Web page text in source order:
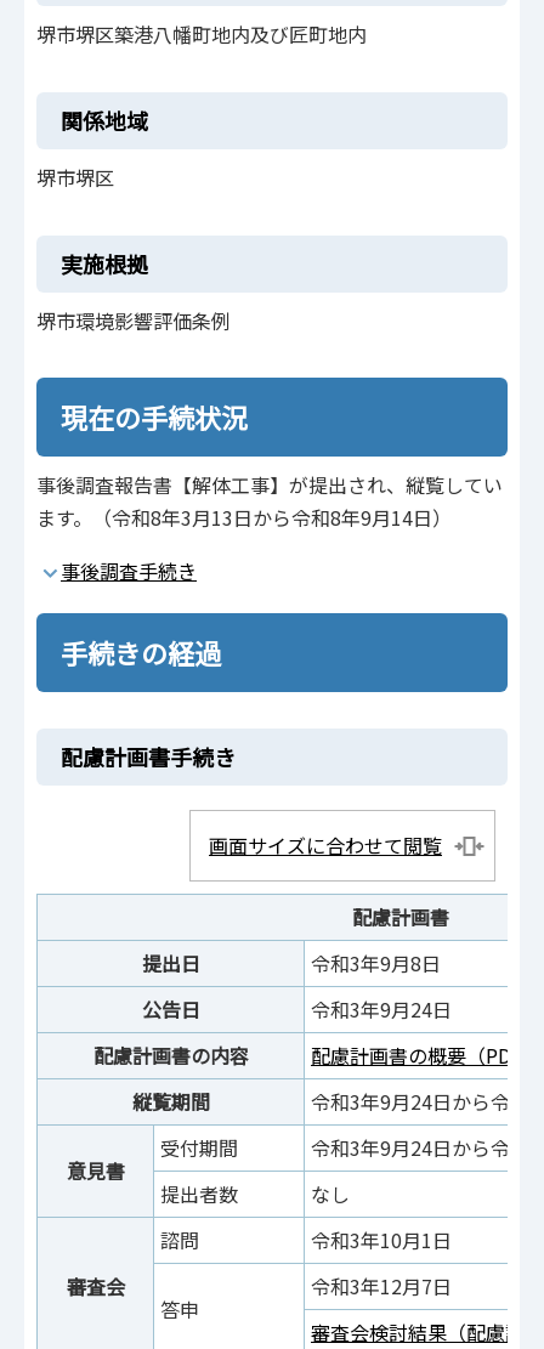
堺市堺区築港八幡町地内及び匠町地内
関係地域
堺市堺区
実施根拠
堺市環境影響評価条例
現在の手続状況
事後調査報告書【解体工事】が提出され、縦覧してい
ます。（令和8年3月13日から令和8年9月14日）
事後調査手続き
手続きの経過
配慮計画書手続き
画面サイズに合わせて閲覧
配慮計画書
提出日
令和3年9月8日
公告日
令和3年9月24日
配慮計画書の内容
配慮計画書の概要（PDF
縦覧期間
令和3年9月24日から令和
意見書
受付期間
令和3年9月24日から令和
提出者数
なし
審査会
諮問 令和3年10月1日
答申
令和3年12月7日
審査会検討結果（配慮計